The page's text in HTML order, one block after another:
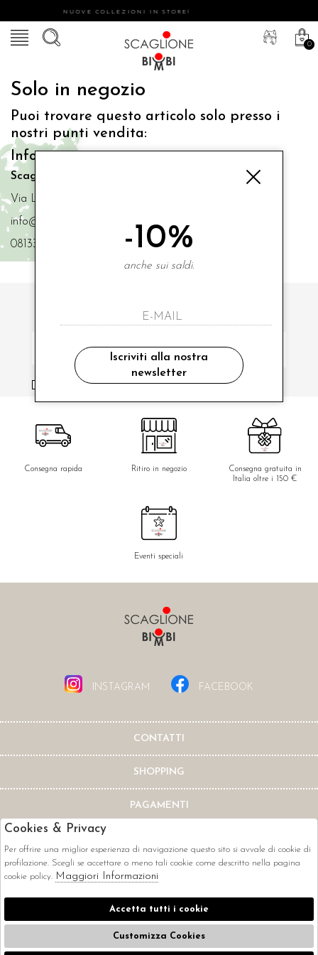
NUOVE COLLEZIONI IN STORE!
0
Solo in negozio
Puoi trovare questo articolo solo presso i
nostri punti vendita:
Info contatti
Scaglione Bimbi di Iacono Maria Angela
Via Luigi Mazzella,73 80077 Ischia
info@scaglionebimbi.com
0813331162
ISCRIVITI ALLA NOSTRA NEWSLETTER
ho letto ed accettato le condizioni sulla privacy.
Consegna rapida Ritiro in negozio
Consegna gratuita in
Italia oltre i 150 €
Eventi speciali
INSTAGRAM FACEBOOK
CONTATTI
SHOPPING
PAGAMENTI
CORRIERI
-10%
anche sui saldi.
Iscriviti alla nostra
newsletter
Cookies & Privacy
Per offrire una miglior esperienza di navigazione questo sito si avvale di cookie di
profilazione. Scegli se accettare o meno tali cookie come descritto nella pagina
cookie policy. Maggiori Informazioni
Accetta tutti i cookie
Customizza Cookies